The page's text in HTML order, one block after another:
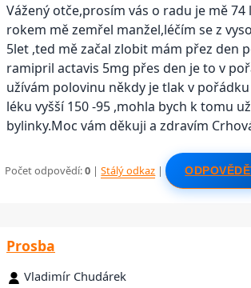
Vážený otče,prosím vás o radu je mě
rokem mě zemřel manžel,léčím se z
5let ,ted mě začal zlobit mám přez den
ramipril actavis 5mg přes den je to v
užívám polovinu někdy je tlak v
léku vyšší 150 -95 ,mohla bych k tomu
bylinky.Moc vám děkuji a zdravím
Počet odpovědí:0 |Stálý odkaz |
Prosba
Vladimír Chudárek